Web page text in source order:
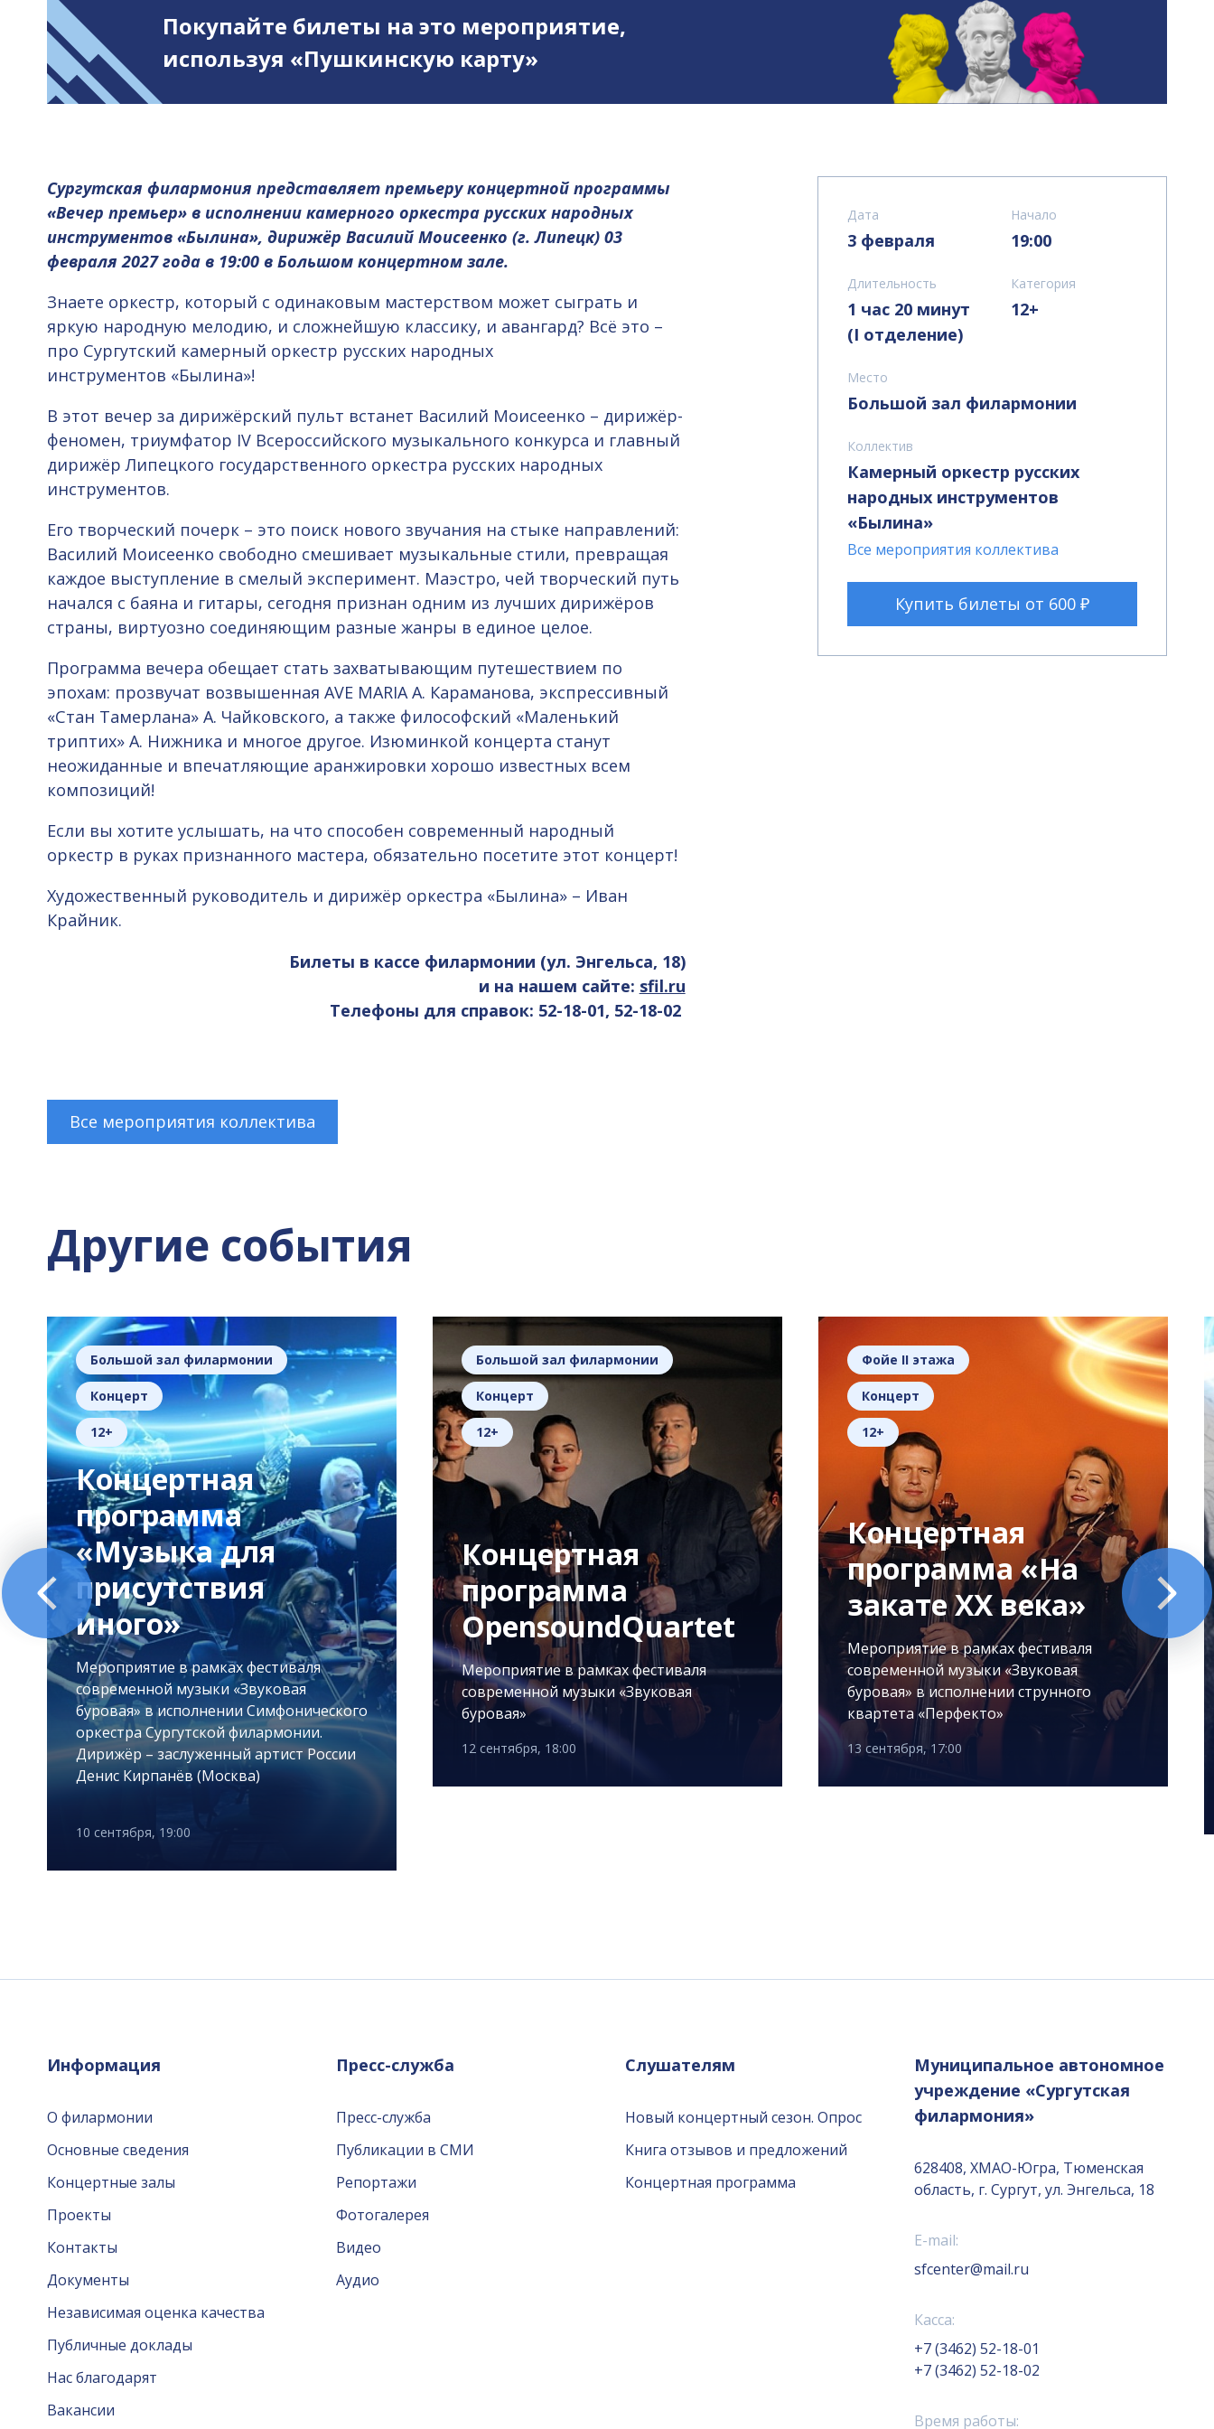
Покупайте билеты на это мероприятие,
используя «Пушкинскую карту»
Сургутская филармония представляет премьеру концертной программы
«Вечер премьер» в исполнении камерного оркестра русских народных
инструментов «Былина», дирижёр Василий Моисеенко (г. Липецк) 03
февраля 2027 года в 19:00 в Большом концертном зале.
Знаете оркестр, который с одинаковым мастерством может сыграть и
яркую народную мелодию, и сложнейшую классику, и авангард? Всё это –
про Сургутский камерный оркестр русских народных
инструментов «Былина»!
В этот вечер за дирижёрский пульт встанет Василий Моисеенко – дирижёр-
феномен, триумфатор IV Всероссийского музыкального конкурса и главный
дирижёр Липецкого государственного оркестра русских народных
инструментов.
Его творческий почерк – это поиск нового звучания на стыке направлений:
Василий Моисеенко свободно смешивает музыкальные стили, превращая
каждое выступление в смелый эксперимент. Маэстро, чей творческий путь
начался с баяна и гитары, сегодня признан одним из лучших дирижёров
страны, виртуозно соединяющим разные жанры в единое целое.
Программа вечера обещает стать захватывающим путешествием по
эпохам: прозвучат возвышенная AVE MARIA А. Караманова, экспрессивный
«Стан Тамерлана» А. Чайковского, а также философский «Маленький
триптих» А. Нижника и многое другое. Изюминкой концерта станут
неожиданные и впечатляющие аранжировки хорошо известных всем
композиций!
Если вы хотите услышать, на что способен современный народный
оркестр в руках признанного мастера, обязательно посетите этот концерт!
Художественный руководитель и дирижёр оркестра «Былина» – Иван
Крайник.
Билеты в кассе филармонии (ул. Энгельса, 18)
и на нашем сайте: sfil.ru
Телефоны для справок: 52-18-01, 52-18-02
Все мероприятия коллектива
Дата
3 февраля
Начало
19:00
Длительность
1 час 20 минут
(I отделение)
Категория
12+
Место
Большой зал филармонии
Коллектив
Камерный оркестр русских
народных инструментов
«Былина»
Все мероприятия коллектива
Купить билеты от 600 ₽
Другие события
Большой зал филармонии
Концерт
12+
Концертная
программа
«Музыка для
присутствия
иного»
Мероприятие в рамках фестиваля
современной музыки «Звуковая
буровая» в исполнении Симфонического
оркестра Сургутской филармонии.
Дирижёр – заслуженный артист России
Денис Кирпанёв (Москва)
10 сентября, 19:00
Большой зал филармонии
Концерт
12+
Концертная
программа
OpensoundQuartet
Мероприятие в рамках фестиваля
современной музыки «Звуковая
буровая»
12 сентября, 18:00
Фойе II этажа
Концерт
12+
Концертная
программа «На
закате XX века»
Мероприятие в рамках фестиваля
современной музыки «Звуковая
буровая» в исполнении струнного
квартета «Перфекто»
13 сентября, 17:00
Информация
О филармонии
Основные сведения
Концертные залы
Проекты
Контакты
Документы
Независимая оценка качества
Публичные доклады
Нас благодарят
Вакансии
Пресс-служба
Пресс-служба
Публикации в СМИ
Репортажи
Фотогалерея
Видео
Аудио
Слушателям
Новый концертный сезон. Опрос
Книга отзывов и предложений
Концертная программа
Муниципальное автономное
учреждение «Сургутская
филармония»
628408, ХМАО-Югра, Тюменская
область, г. Сургут, ул. Энгельса, 18
E-mail:
sfcenter@mail.ru
Касса:
+7 (3462) 52-18-01
+7 (3462) 52-18-02
Время работы: